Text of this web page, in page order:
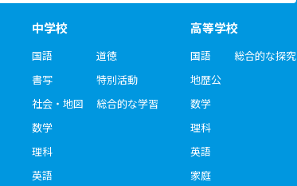
中学校
国語
書写
社会・地図
数学
理科
英語
道徳
特別活動
総合的な学習
高等学校
国語
地歴公
数学
理科
英語
家庭
総合的な探究